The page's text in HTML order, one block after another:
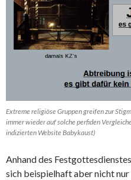
Extreme religiöse Gruppen greifen zur
immer wieder auf solche perfiden
indizierten Website Babykaust)
Anhand des
sich beispielhaft aber nicht